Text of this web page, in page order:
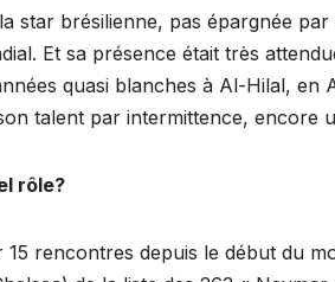
star brésilienne, pas épargnée
Et sa présence était très
quasi blanches à Al-Hilal, en
talent par intermittence, encore
rôle?
15 rencontres depuis le début du